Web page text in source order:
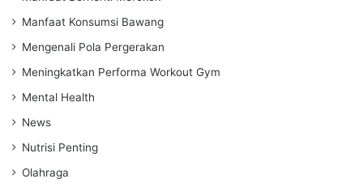
Manfaat Konsumsi Bawang
Mengenali Pola Pergerakan
Meningkatkan Performa Workout Gym
Mental Health
News
Nutrisi Penting
Olahraga